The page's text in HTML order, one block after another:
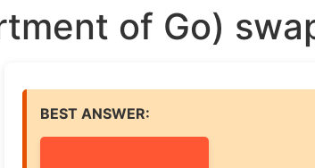
of Go)
BEST ANSWER: